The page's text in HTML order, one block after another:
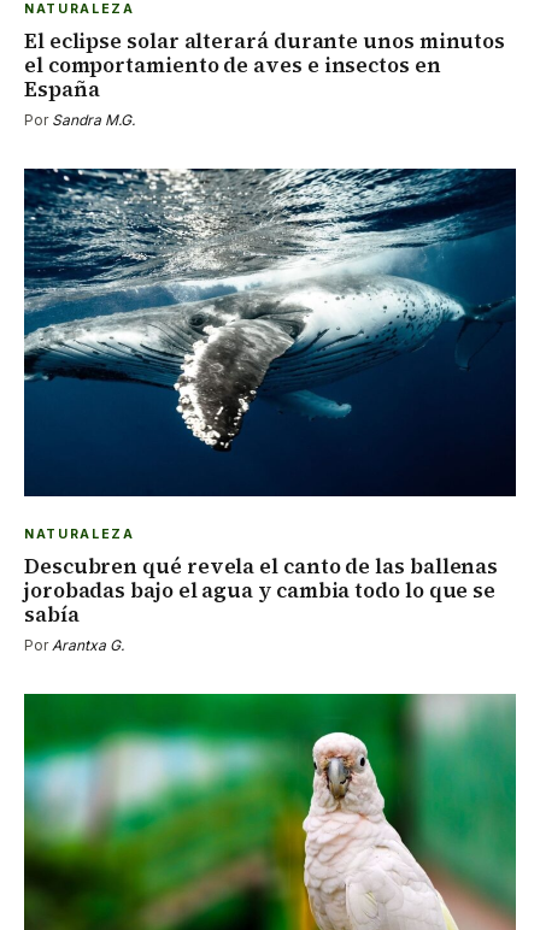
NATURALEZA
El eclipse solar alterará durante unos minutos
el comportamiento de aves e insectos en
España
Por Sandra M.G.
NATURALEZA
Descubren qué revela el canto de las ballenas
jorobadas bajo el agua y cambia todo lo que se
sabía
PorArantxa G.